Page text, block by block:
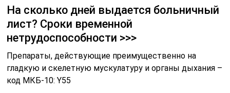
На сколько дней выдается больничный
лист? Сроки временной
нетрудоспособности >>>
Препараты, действующие преимущественно на
гладкую и скелетную мускулатуру и органы дыхания –
код МКБ-10: Y55